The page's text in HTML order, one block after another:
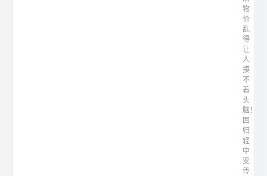
物
价
乱
得
让
人
摸
不
着
头
脑！
回
归
轻
中
变
传